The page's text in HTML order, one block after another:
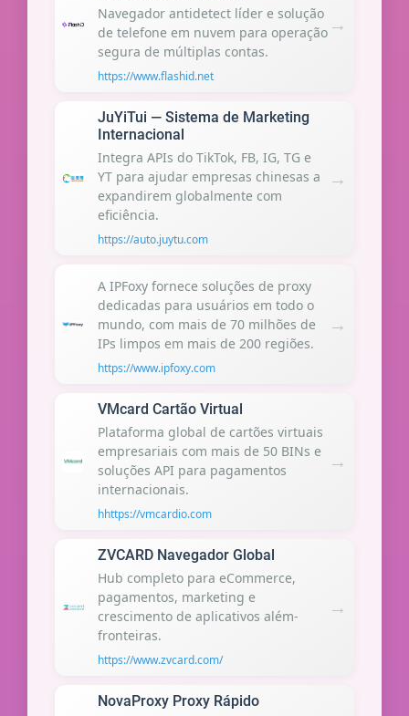
Navegador antidetect líder e solução
de telefone em nuvem para operação
segura de múltiplas contas.
https://www.flashid.net
→
JuYiTui — Sistema de Marketing
Internacional
Integra APIs do TikTok, FB, IG, TG e
YT para ajudar empresas chinesas a
expandirem globalmente com
eficiência.
https://auto.juytu.com
→
A IPFoxy fornece soluções de proxy
dedicadas para usuários em todo o
mundo, com mais de 70 milhões de
IPs limpos em mais de 200 regiões.
https://www.ipfoxy.com
→
VMcard Cartão Virtual
Plataforma global de cartões virtuais
empresariais com mais de 50 BINs e
soluções API para pagamentos
internacionais.
hhttps://vmcardio.com
→
ZVCARD Navegador Global
Hub completo para eCommerce,
pagamentos, marketing e
crescimento de aplicativos além-
fronteiras.
https://www.zvcard.com/
→
NovaProxy Proxy Rápido